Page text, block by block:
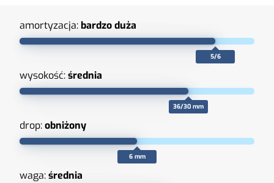
amortyzacja: bardzo duża
5/6
wysokość:średnia
36/30 mm
drop:obniżony
6 mm
waga:średnia